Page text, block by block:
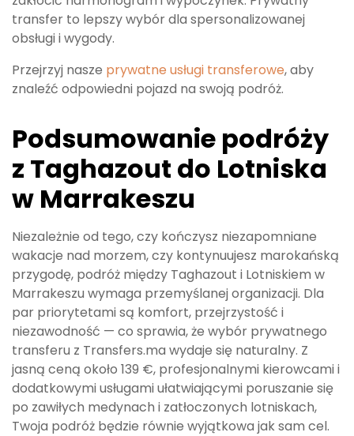
transfer to lepszy wybór dla spersonalizowanej
obsługi i wygody.
Przejrzyj nasze prywatne usługi transferowe, aby
znaleźć odpowiedni pojazd na swoją podróż.
Podsumowanie podróży
z Taghazout do Lotniska
w Marrakeszu
Niezależnie od tego, czy kończysz niezapomniane
wakacje nad morzem, czy kontynuujesz marokańską
przygodę, podróż między Taghazout i Lotniskiem w
Marrakeszu wymaga przemyślanej organizacji. Dla
par priorytetami są komfort, przejrzystość i
niezawodność — co sprawia, że wybór prywatnego
transferu z Transfers.ma wydaje się naturalny. Z
jasną ceną około 139 €, profesjonalnymi kierowcami i
dodatkowymi usługami ułatwiającymi poruszanie się
po zawiłych medynach i zatłoczonych lotniskach,
Twoja podróż będzie równie wyjątkowa jak sam cel.